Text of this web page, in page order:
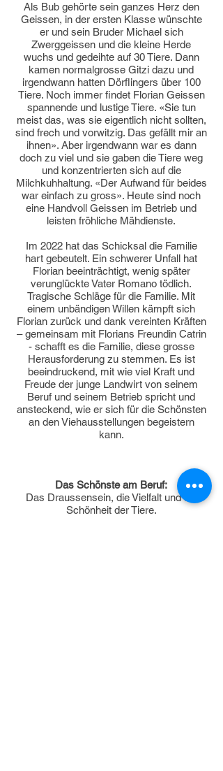
Als Bub gehörte sein ganzes Herz den
Geissen, in der ersten Klasse wünschte
er und sein Bruder Michael sich
Zwerggeissen und die kleine Herde
wuchs und gedeihte auf 30 Tiere. Dann
kamen normalgrosse Gitzi dazu und
irgendwann hatten Dörflingers über 100
Tiere. Noch immer findet Florian Geissen
spannende und lustige Tiere. «Sie tun
meist das, was sie eigentlich nicht sollten,
sind frech und vorwitzig. Das gefällt mir an
ihnen». Aber irgendwann war es dann
doch zu viel und sie gaben die Tiere weg
und konzentrierten sich auf die
Milchkuhhaltung. «Der Aufwand für beides
war einfach zu gross». Heute sind noch
eine Handvoll Geissen im Betrieb und
leisten fröhliche Mähdienste.
Im 2022 hat das Schicksal die Familie
hart gebeutelt. Ein schwerer Unfall hat
Florian beeinträchtigt, wenig später
verunglückte Vater Romano tödlich.
Tragische Schläge für die Familie. Mit
einem unbändigen Willen kämpft sich
Florian zurück und dank vereinten Kräften
– gemeinsam mit Florians Freundin Catrin
- schafft es die Familie, diese grosse
Herausforderung zu stemmen. Es ist
beeindruckend, mit wie viel Kraft und
Freude der junge Landwirt von seinem
Beruf und seinem Betrieb spricht und
ansteckend, wie er sich für die Schönsten
an den Viehausstellungen begeistern
kann.
Das Schönste am Beruf:
Das Draussensein, die Vielfalt und die
Schönheit der Tiere.